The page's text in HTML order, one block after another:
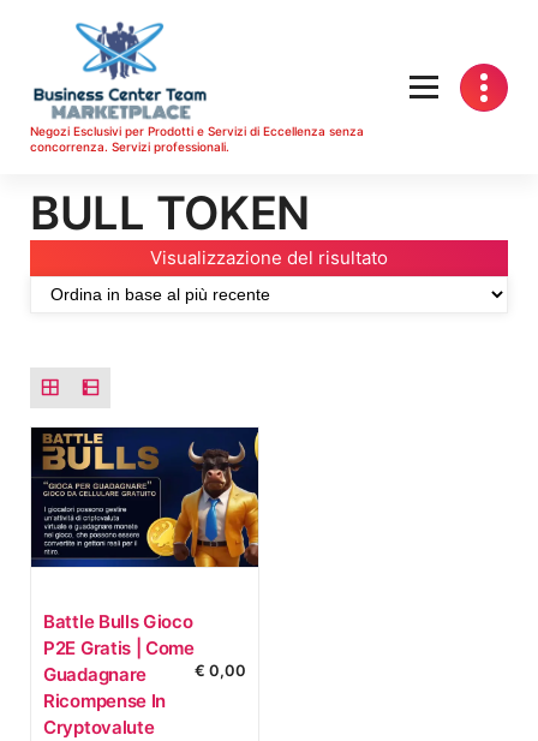
contenuto
Negozi Esclusivi per Prodotti e Servizi di Eccellenza senza
concorrenza. Servizi professionali.
BULL TOKEN
Visualizzazione del risultato
Battle Bulls Gioco
P2E Gratis | Come
Guadagnare
Ricompense In
Cryptovalute
€ 0,00